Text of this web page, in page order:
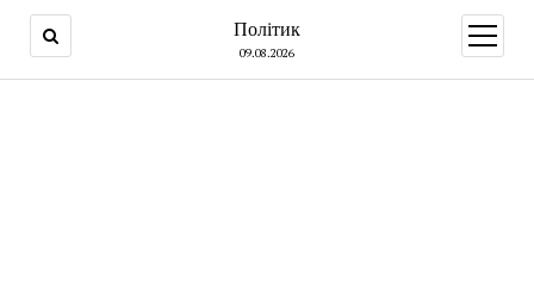
Політик
09.08.2026
open
menu